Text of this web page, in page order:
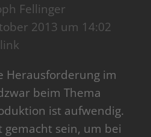
Fellinger
2013 um 14:02
Herausforderung im
beim Thema
ist aufwendig.
gemacht sein, um bei